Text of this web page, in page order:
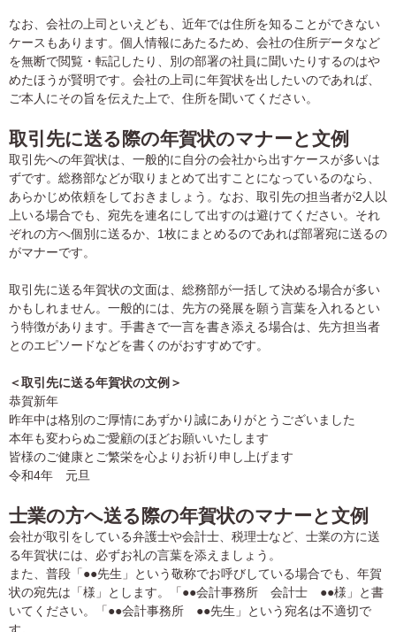
なお、会社の上司といえども、近年では住所を知ることができない
ケースもあります。個人情報にあたるため、会社の住所データなど
を無断で閲覧・転記したり、別の部署の社員に聞いたりするのはや
めたほうが賢明です。会社の上司に年賀状を出したいのであれば、
ご本人にその旨を伝えた上で、住所を聞いてください。
取引先に送る際の年賀状のマナーと文例
取引先への年賀状は、一般的に自分の会社から出すケースが多いは
ずです。総務部などが取りまとめて出すことになっているのなら、
あらかじめ依頼をしておきましょう。なお、取引先の担当者が2人以
上いる場合でも、宛先を連名にして出すのは避けてください。それ
ぞれの方へ個別に送るか、1枚にまとめるのであれば部署宛に送るの
がマナーです。
取引先に送る年賀状の文面は、総務部が一括して決める場合が多い
かもしれません。一般的には、先方の発展を願う言葉を入れるとい
う特徴があります。手書きで一言を書き添える場合は、先方担当者
とのエピソードなどを書くのがおすすめです。
＜取引先に送る年賀状の文例＞
恭賀新年
昨年中は格別のご厚情にあずかり誠にありがとうございました
本年も変わらぬご愛顧のほどお願いいたします
皆様のご健康とご繁栄を心よりお祈り申し上げます
令和4年 元旦
士業の方へ送る際の年賀状のマナーと文例
会社が取引をしている弁護士や会計士、税理士など、士業の方に送
る年賀状には、必ずお礼の言葉を添えましょう。
また、普段「●●先生」という敬称でお呼びしている場合でも、年賀
状の宛先は「様」とします。「●●会計事務所 会計士 ●●様」と書
いてください。「●●会計事務所 ●●先生」という宛名は不適切で